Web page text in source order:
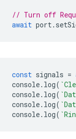
// Turn off
await port.
const signals =
console. log(
console. log(
console. log(
console. log(